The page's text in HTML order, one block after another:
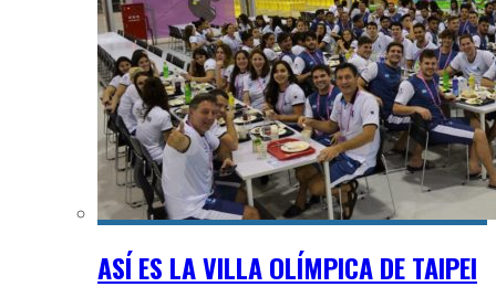
ASÍ ES LA VILLA OLÍMPICA DE TAIPEI